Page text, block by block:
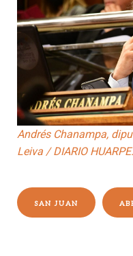
Andrés Chanampa,
Leiva / DIARIO HUARPE.
SAN JUAN